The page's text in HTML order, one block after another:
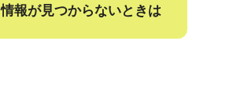
情報が見つからないときは